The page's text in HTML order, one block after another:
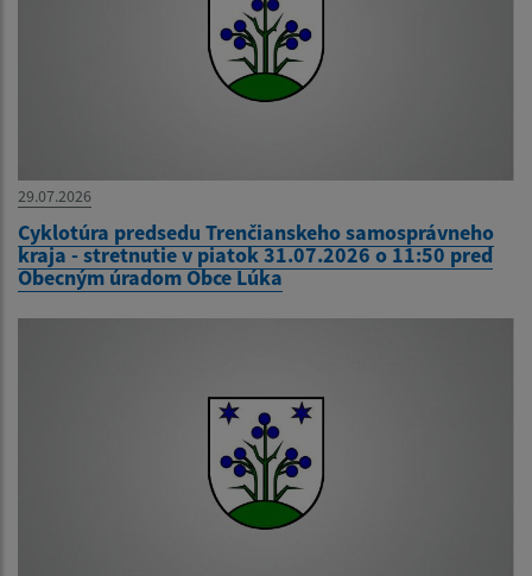
29.07.2026
Cyklotúra predsedu Trenčianskeho samosprávneho
kraja - stretnutie v piatok 31.07.2026 o 11:50 pred
Obecným úradom Obce Lúka